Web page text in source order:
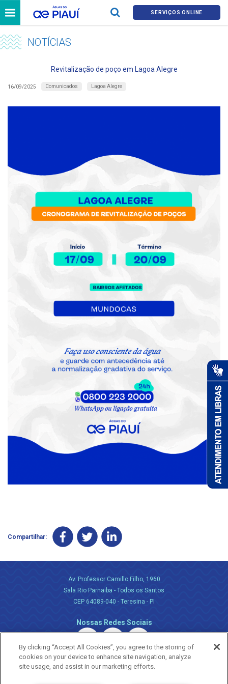
SERVIÇOS ONLINE
NOTÍCIAS
Revitalização de poço em Lagoa Alegre
16/09/2025 Comunicados Lagoa Alegre
Compartilhar:
Av. Professor Camillo Filho, 1960
Sala Rio Parnaiba - Todos os Santos
CEP 64089-040 - Teresina - PI
Nossas Redes Sociais
By clicking “Accept All Cookies”, you agree to the storing of
cookies on your device to enhance site navigation, analyze
site usage, and assist in our marketing efforts.